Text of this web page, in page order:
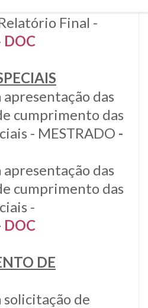
Final -
DOC
das
cumprimento das
- MESTRADO -
das
cumprimento das
-
DOC
DE
de